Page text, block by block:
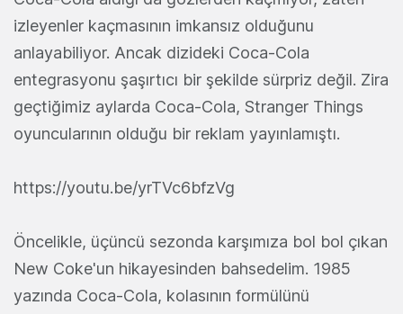
izleyenler kaçmasının imkansız olduğunu
anlayabiliyor. Ancak dizideki Coca-Cola
entegrasyonu şaşırtıcı bir şekilde sürpriz değil. Zira
geçtiğimiz aylarda Coca-Cola, Stranger Things
oyuncularının olduğu bir reklam yayınlamıştı.
https://youtu.be/yrTVc6bfzVg
Öncelikle, üçüncü sezonda karşımıza bol bol çıkan
New Coke'un hikayesinden bahsedelim. 1985
yazında Coca-Cola, kolasının formülünü